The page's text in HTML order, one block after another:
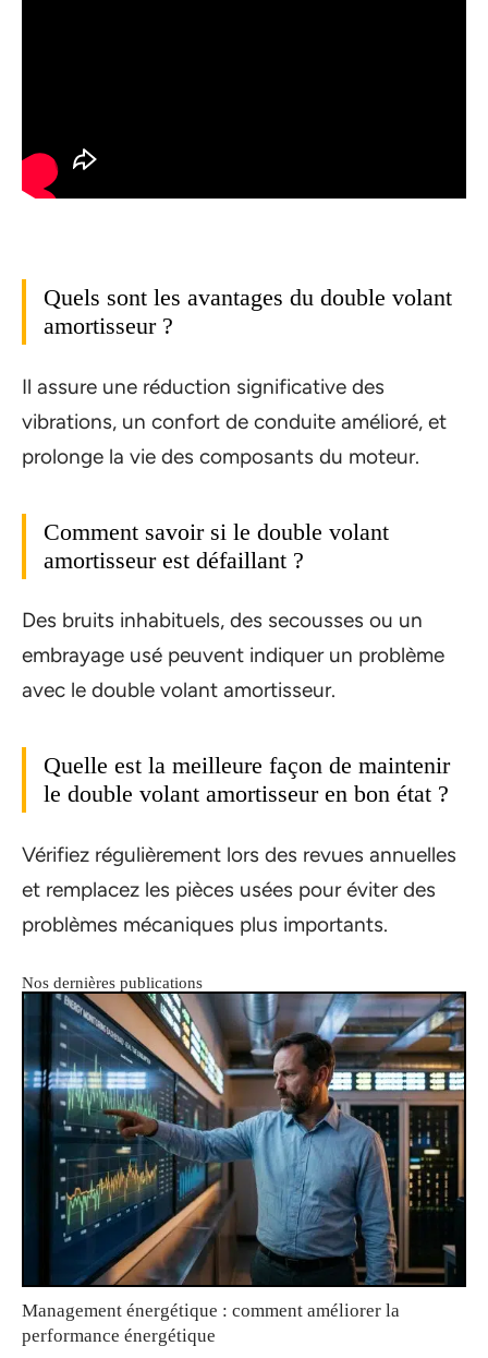
Quels sont les avantages du double volant
amortisseur ?
Il assure une réduction significative des
vibrations, un confort de conduite amélioré, et
prolonge la vie des composants du moteur.
Comment savoir si le double volant
amortisseur est défaillant ?
Des bruits inhabituels, des secousses ou un
embrayage usé peuvent indiquer un problème
avec le double volant amortisseur.
Quelle est la meilleure façon de maintenir
le double volant amortisseur en bon état ?
Vérifiez régulièrement lors des revues annuelles
et remplacez les pièces usées pour éviter des
problèmes mécaniques plus importants.
Nos dernières publications
Management énergétique : comment améliorer la
performance énergétique